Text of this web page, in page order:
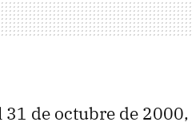
31 de octubre de 2000,